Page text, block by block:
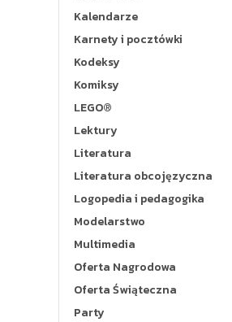
Kalendarze
Karnety i pocztówki
Kodeksy
Komiksy
LEGO®
Lektury
Literatura
Literatura obcojęzyczna
Logopedia i pedagogika
Modelarstwo
Multimedia
Oferta Nagrodowa
Oferta Świąteczna
Party